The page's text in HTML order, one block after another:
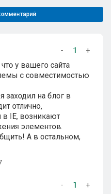
- 1
+
у вашего сайта
с совместимостью
заходил на блог в
отлично,
в IE, возникают
элементов.
А в остальном,
- 1
+